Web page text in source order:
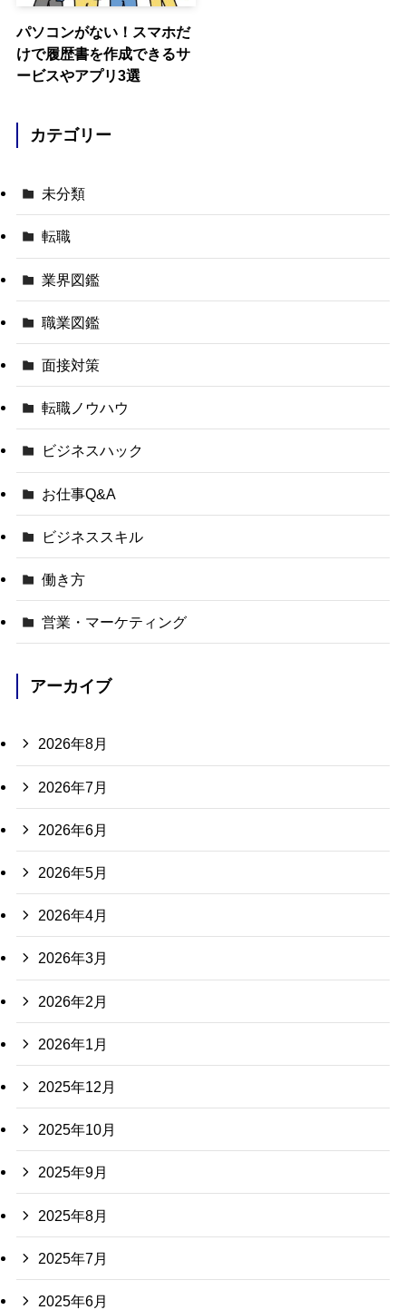
パソコンがない！スマホだ
けで履歴書を作成できるサ
ービスやアプリ3選
カテゴリー
未分類
転職
業界図鑑
職業図鑑
面接対策
転職ノウハウ
ビジネスハック
お仕事Q&A
ビジネススキル
働き方
営業・マーケティング
アーカイブ
2026年8月
2026年7月
2026年6月
2026年5月
2026年4月
2026年3月
2026年2月
2026年1月
2025年12月
2025年10月
2025年9月
2025年8月
2025年7月
2025年6月